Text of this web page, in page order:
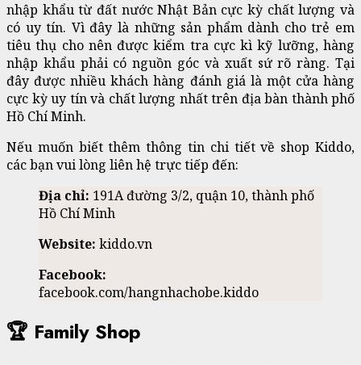
nhập khẩu từ đất nước Nhật Bản cực kỳ chất lượng và
có uy tín. Vì đây là những sản phẩm dành cho trẻ em
tiêu thụ cho nên được kiểm tra cực kì kỹ lưỡng, hàng
nhập khẩu phải có nguồn góc và xuất sứ rõ ràng. Tại
đây được nhiều khách hàng đánh giá là một cửa hàng
cực kỳ uy tín và chất lượng nhất trên địa bàn thành phố
Hồ Chí Minh.
Nếu muốn biết thêm thông tin chi tiết về shop Kiddo,
các bạn vui lòng liên hệ trực tiếp đến:
Địa chỉ: 191A đường 3/2, quận 10, thành phố
Hồ Chí Minh
Website: kiddo.vn
Facebook:
facebook.com/hangnhachobe.kiddo
🏆 Family Shop